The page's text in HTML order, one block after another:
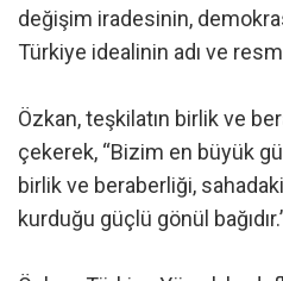
değişim iradesinin,
Türkiye idealinin adı ve
Özkan, teşkilatın birlik ve
çekerek, “Bizim en büyük
birlik ve beraberliği,
kurduğu güçlü gönül